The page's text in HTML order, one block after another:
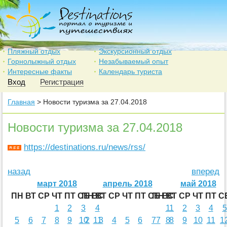
Пляжный отдых
Экскурсионный отдых
Горнолыжный отдых
Незабываемый опыт
Интересные факты
Календарь туриста
Вход Регистрация
Главная > Новости туризма за 27.04.2018
Новости туризма за 27.04.2018
https://destinations.ru/news/rss/
назад вперед
март 2018
ПН ВТ СР ЧТ ПТ СБ ВС
1
2 3
4
5
6 7 8 9 10
11
апрель 2018
ПН ВТ СР ЧТ ПТ СБ ВС
1
2
3 4 5 6 7
8
май 2018
ПН ВТ СР ЧТ ПТ
1
2 3 4
5
7
8 9 10 11